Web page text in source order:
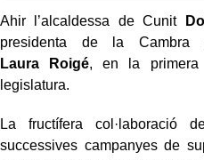
Ahir l’alcaldessa de Cunit
presidenta de la Cambra
Laura
Roigé, en la primera
legislatura.
La fructífera
successives campanyes de